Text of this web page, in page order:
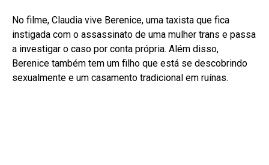
No filme, Claudia vive Berenice, uma taxista que fica
instigada com o assassinato de uma mulher trans e passa
a investigar o caso por conta própria. Além disso,
Berenice também tem um filho que está se descobrindo
sexualmente e um casamento tradicional em ruínas.